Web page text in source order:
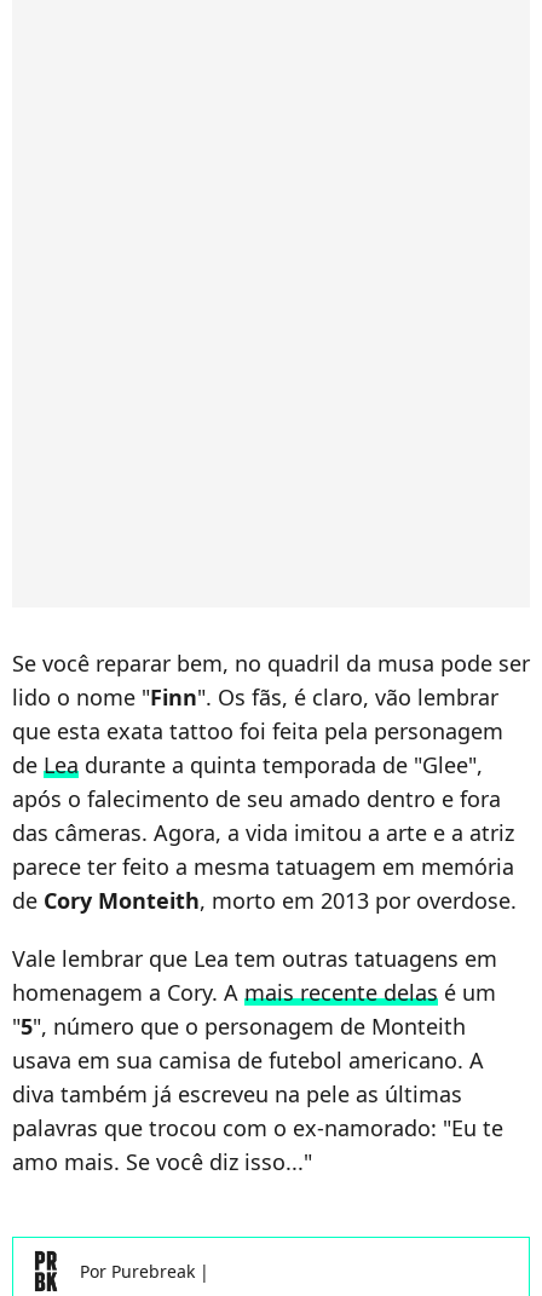
Se você reparar bem, no quadril da musa pode ser
lido o nome "Finn". Os fãs, é claro, vão lembrar
que esta exata tattoo foi feita pela personagem
de Lea durante a quinta temporada de "Glee",
após o falecimento de seu amado dentro e fora
das câmeras. Agora, a vida imitou a arte e a atriz
parece ter feito a mesma tatuagem em memória
de Cory Monteith, morto em 2013 por overdose.
Vale lembrar que Lea tem outras tatuagens em
homenagem a Cory. A mais recente delas é um
"5", número que o personagem de Monteith
usava em sua camisa de futebol americano. A
diva também já escreveu na pele as últimas
palavras que trocou com o ex-namorado: "Eu te
amo mais. Se você diz isso..."
Por Purebreak |